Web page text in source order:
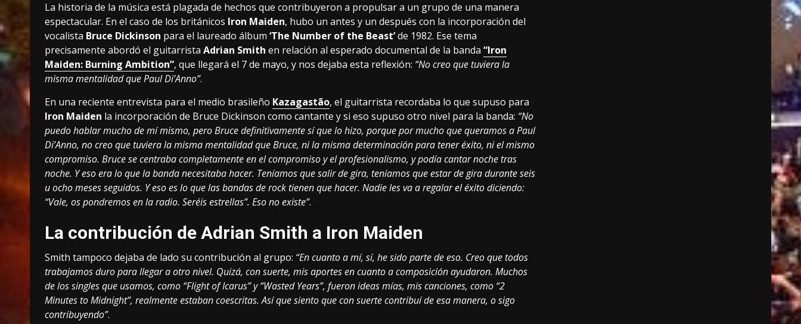
La historia de la música está plagada de hechos que contribuyeron a propulsar a un grupo de una manera
espectacular. En el caso de los británicos Iron Maiden, hubo un antes y un después con la incorporación del
vocalista Bruce Dickinson para el laureado álbum ‘The Number of the Beast’de 1982. Ese tema
precisamente abordó el guitarrista Adrian Smith en relación al esperado documental de la banda “Iron
Maiden: Burning Ambition”, que llegará el 7 de mayo, y nos dejaba esta reflexión: “No creo que tuviera la
misma mentalidad que Paul Di’Anno”.
En una reciente entrevista para el medio brasileño Kazagastão, el guitarrista recordaba lo que supuso para
Iron Maiden la incorporación de Bruce Dickinson como cantante y si eso supuso otro nivel para la banda: “No
puedo hablar mucho de mí mismo, pero Bruce definitivamente sí que lo hizo, porque por mucho que queramos a Paul
Di’Anno, no creo que tuviera la misma mentalidad que Bruce, ni la misma determinación para tener éxito, ni el mismo
compromiso. Bruce se centraba completamente en el compromiso y el profesionalismo, y podía cantar noche tras
noche. Y eso era lo que la banda necesitaba hacer. Teníamos que salir de gira, teníamos que estar de gira durante seis
u ocho meses seguidos. Y eso es lo que las bandas de rock tienen que hacer. Nadie les va a regalar el éxito diciendo:
“Vale, os pondremos en la radio. Seréis estrellas”. Eso no existe”.
La contribución de Adrian Smith a Iron Maiden
Smith tampoco dejaba de lado su contribución al grupo: “En cuanto a mí, sí, he sido parte de eso. Creo que todos
trabajamos duro para llegar a otro nivel. Quizá, con suerte, mis aportes en cuanto a composición ayudaron. Muchos
de los singles que usamos, como “Flight of Icarus” y “Wasted Years”, fueron ideas mías, mis canciones, como “2
Minutes to Midnight”, realmente estaban coescritas. Así que siento que con suerte contribuí de esa manera, o sigo
contribuyendo”.